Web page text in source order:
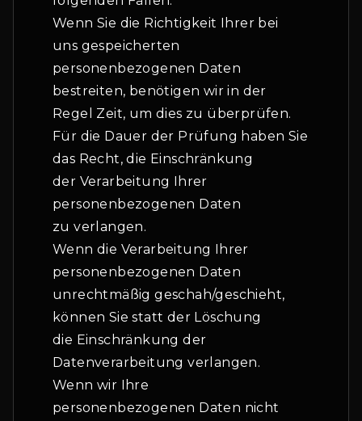
Wenn Sie die Richtigkeit Ihrer bei
uns gespeicherten
personenbezogenen Daten
bestreiten, benötigen wir in der
Regel Zeit, um dies zu überprüfen.
Für die Dauer der Prüfung haben Sie
das Recht, die Einschränkung
der Verarbeitung Ihrer
personenbezogenen Daten
zu verlangen.
Wenn die Verarbeitung Ihrer
personenbezogenen Daten
unrechtmäßig geschah/geschieht,
können Sie statt der Löschung
die Einschränkung der
Datenverarbeitung verlangen.
Wenn wir Ihre
personenbezogenen Daten nicht